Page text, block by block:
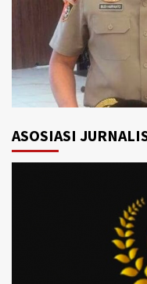
ASOSIASI